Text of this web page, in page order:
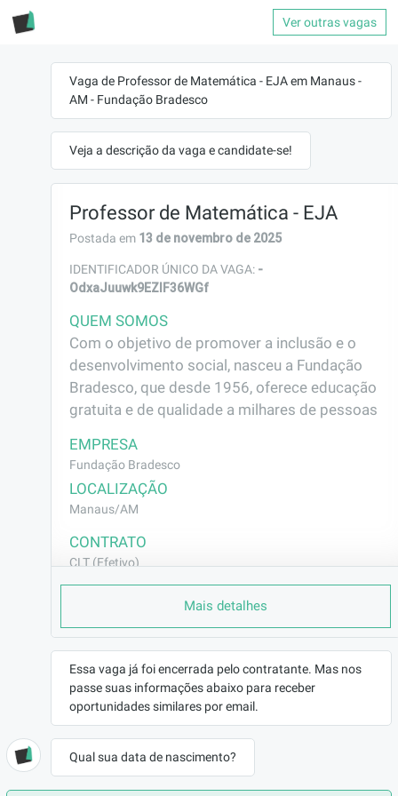
Ver outras vagas
Vaga de Professor de Matemática - EJA em Manaus -
AM - Fundação Bradesco
Veja a descrição da vaga e candidate-se!
Professor de Matemática - EJA
Postada em 13 de novembro de 2025
IDENTIFICADOR ÚNICO DA VAGA: -
OdxaJuuwk9EZlF36WGf
QUEM SOMOS
Com o objetivo de promover a inclusão e o
desenvolvimento social, nasceu a Fundação
Bradesco, que desde 1956, oferece educação
gratuita e de qualidade a milhares de pessoas
EMPRESA
Fundação Bradesco
LOCALIZAÇÃO
Manaus/AM
CONTRATO
CLT (Efetivo)
REMUNERAÇÃO
VAGA AFIRMATIVA
Não
RAMO DE ATUAÇÃO
Educação
BENEFÍCIOS
a combinar
DESCRIÇÃO
Mais detalhes
Essa vaga já foi encerrada pelo contratante. Mas nos
passe suas informações abaixo para receber
oportunidades similares por email.
Qual sua data de nascimento?